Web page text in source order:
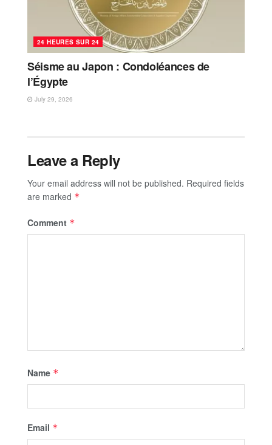
24 HEURES SUR 24
Séisme au Japon : Condoléances de
l’Égypte
July 29, 2026
Leave a Reply
Your email address will not be published. Required fields
are marked *
Comment *
Name *
Email *